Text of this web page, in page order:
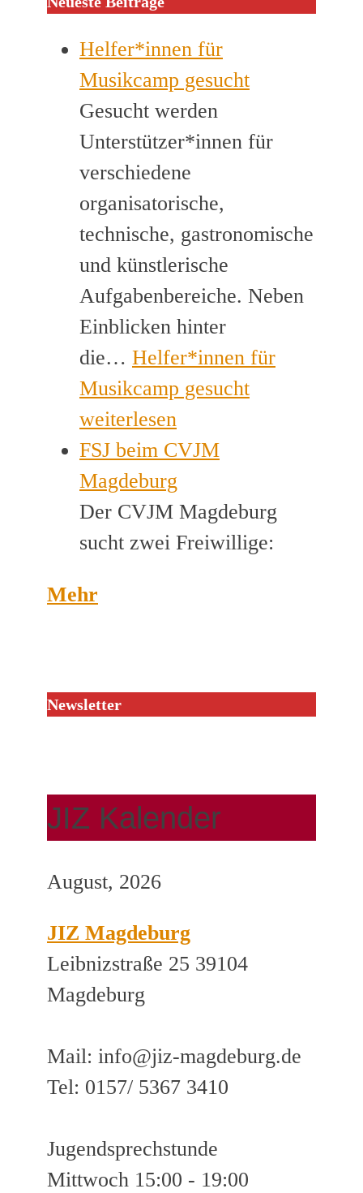
Helfer*innen für
Musikcamp gesucht
Gesucht werden
Unterstützer*innen für
verschiedene
organisatorische,
technische, gastronomische
und künstlerische
Aufgabenbereiche. Neben
Einblicken hinter
die… Helfer*innen für
Musikcamp gesucht
weiterlesen
FSJ beim CVJM
Magdeburg
Der CVJM Magdeburg
sucht zwei Freiwillige:
Mehr
Newsletter
JIZ Kalender
August, 2026
JIZ Magdeburg
Leibnizstraße 25 39104
Magdeburg
Mail: info@jiz-magdeburg.de
Tel: 0157/ 5367 3410
Jugendsprechstunde
Mittwoch 15:00 - 19:00